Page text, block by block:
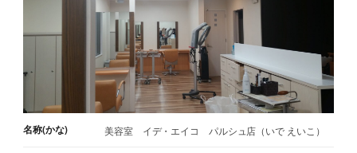
名称(かな) 美容室 イデ・エイコ パルシュ店（いで えいこ）